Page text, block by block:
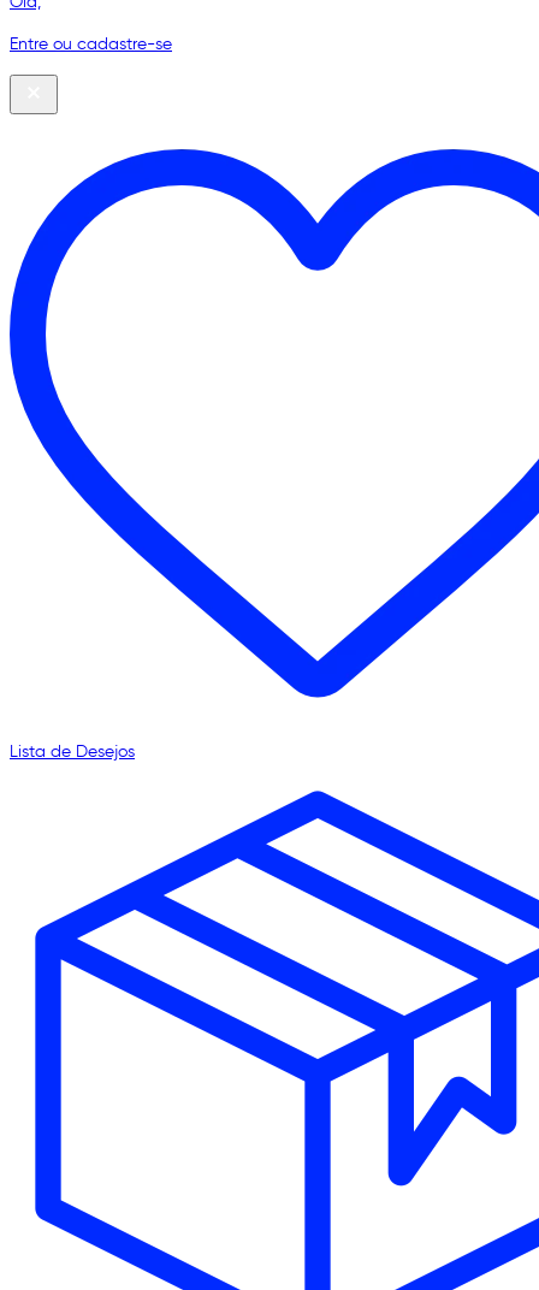
Entre ou cadastre-se
Lista de Desejos